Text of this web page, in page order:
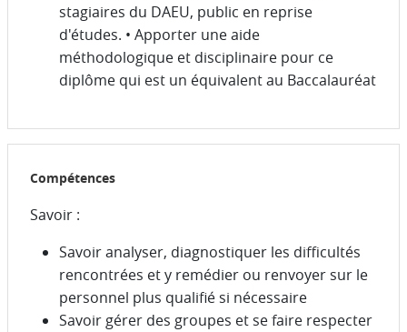
stagiaires du DAEU, public en reprise
d'études. • Apporter une aide
méthodologique et disciplinaire pour ce
diplôme qui est un équivalent au Baccalauréat
Compétences
Savoir :
Savoir analyser, diagnostiquer les difficultés
rencontrées et y remédier ou renvoyer sur le
personnel plus qualifié si nécessaire
Savoir gérer des groupes et se faire respecter